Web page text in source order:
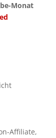
Monat
Affiliate,